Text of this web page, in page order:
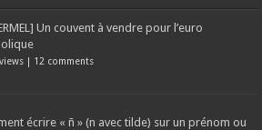
Un couvent à vendre pour l’euro
| 12 comments
écrire « ñ » (n avec tilde) sur un prénom ou